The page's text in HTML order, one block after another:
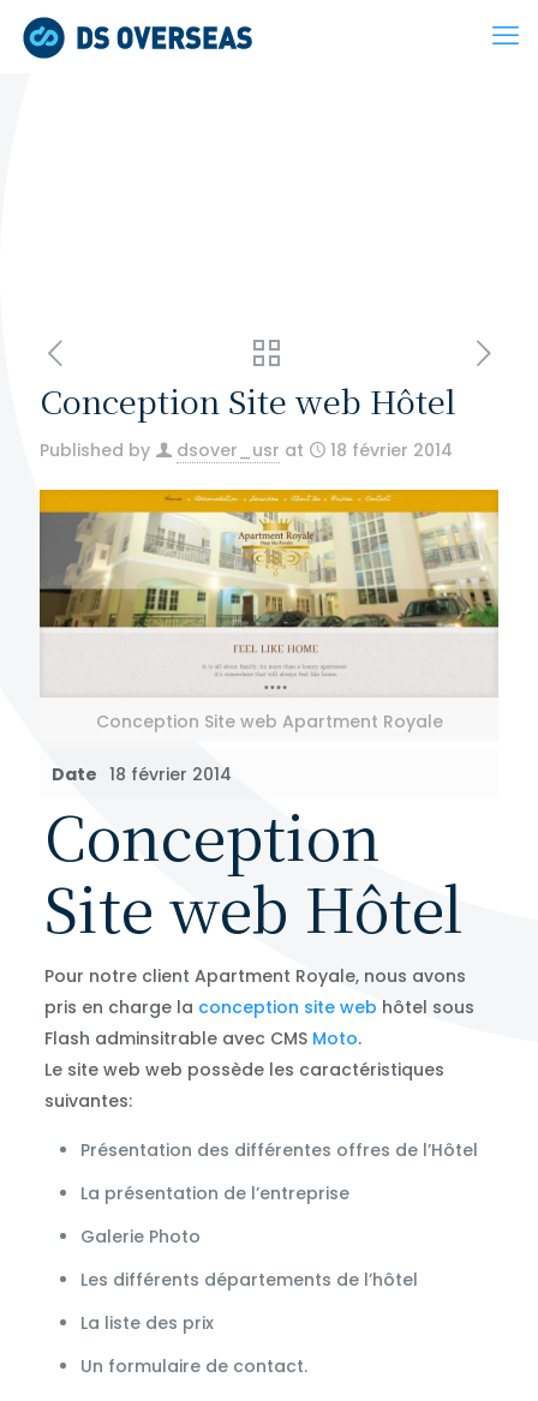
Conception Site web Hôtel
Published by dsover_usr at 18 février 2014
Conception Site web Apartment Royale
Date 18 février 2014
Conception
Site web Hôtel
Pour notre client Apartment Royale, nous avons
pris en charge la conception site web hôtel sous
Flash adminsitrable avec CMS Moto.
Le site web web possède les caractéristiques
suivantes:
Présentation des différentes offres de l’Hôtel
La présentation de l’entreprise
Galerie Photo
Les différents départements de l’hôtel
La liste des prix
Un formulaire de contact.